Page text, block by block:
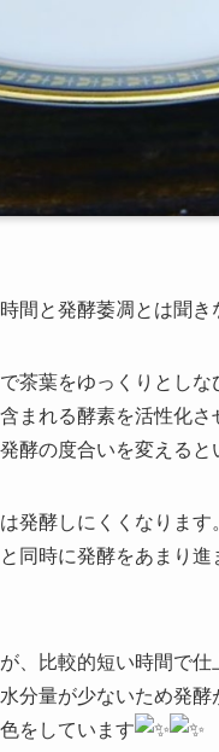
間と発酵萎凋とは聞き
茶葉をゆっくりとしな
まれる酵素を活性化さ
酵の度合いを変えると
発酵しにくくなります
同時に発酵をあまり
、比較的短い時間で仕
分量が少ないため発酵
をしています